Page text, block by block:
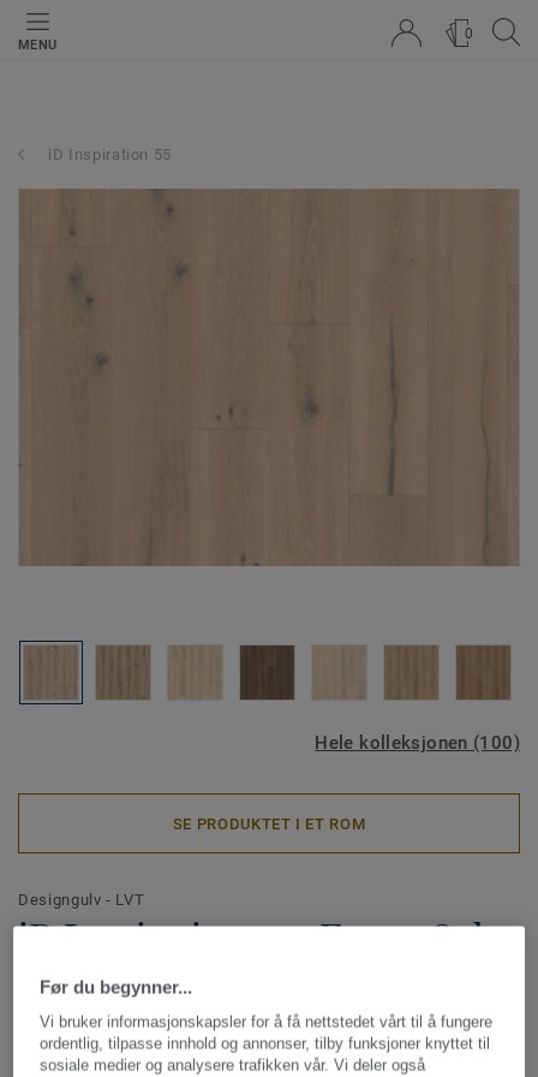
MENU
0
iD Inspiration 55
Hele kolleksjonen (100)
SE PRODUKTET I ET ROM
Designgulv - LVT
iD Inspiration 55 - Forest Oak
NATURAL
iD Inspiration er designet for å gjøre prosessen med å
velge gulv enklere for deg. Ultramatt overflate og naturtro
Før du begynner...
Vi bruker informasjonskapsler for å få nettstedet vårt til å fungere
ordentlig, tilpasse innhold og annonser, tilby funksjoner knyttet til
sosiale medier og analysere trafikken vår. Vi deler også